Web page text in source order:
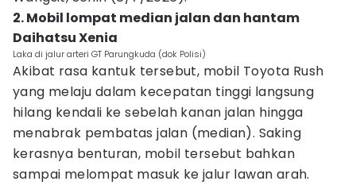
2. Mobil lompat median jalan dan hantam
Daihatsu Xenia
Laka di jalur arteri GT Parungkuda (dok Polisi)
Akibat rasa kantuk tersebut, mobil Toyota Rush
yang melaju dalam kecepatan tinggi langsung
hilang kendali ke sebelah kanan jalan hingga
menabrak pembatas jalan (median). Saking
kerasnya benturan, mobil tersebut bahkan
sampai melompat masuk ke jalur lawan arah.